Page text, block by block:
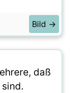
Bild →
daß